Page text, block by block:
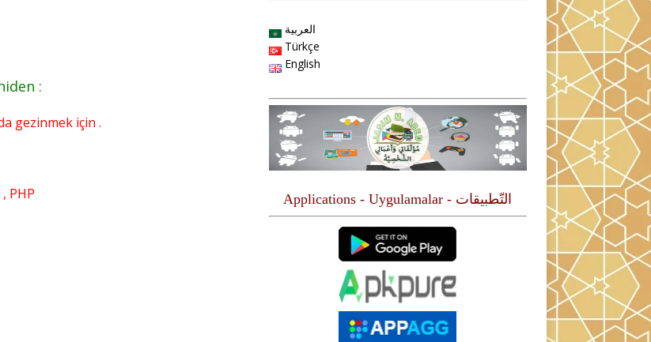
:
gezinmek için .
PHP
العربية
Türkçe
English
التّطبيقات - Applications - Uygulamalar